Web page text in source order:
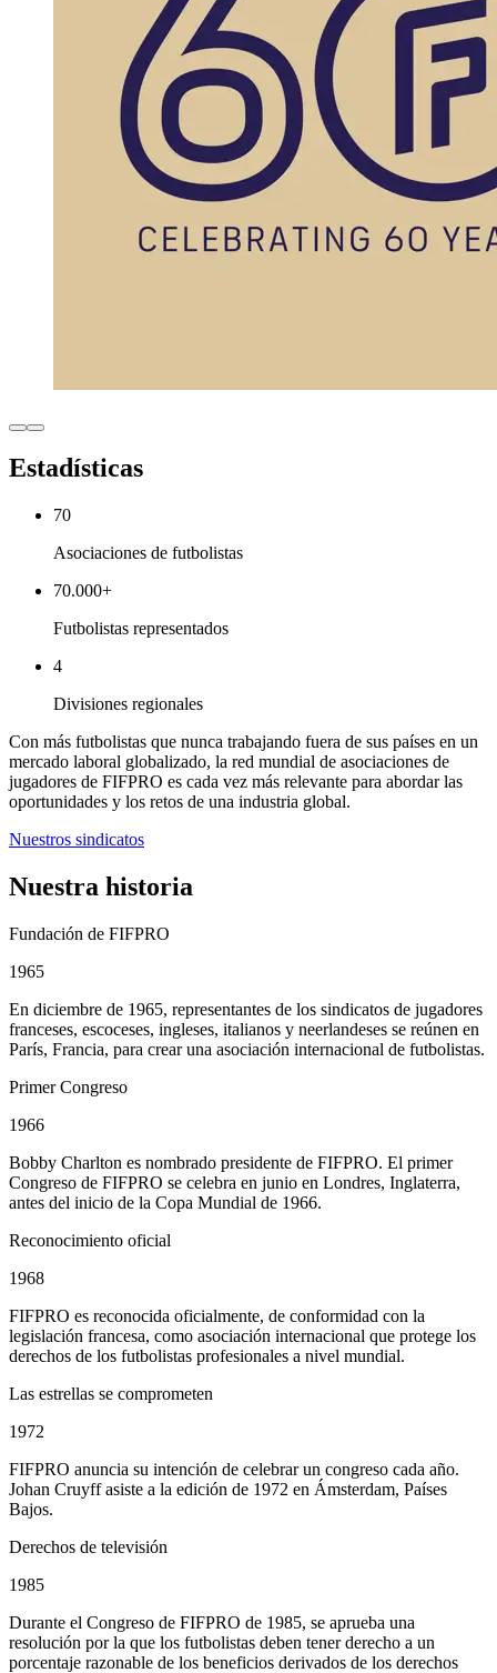
Estadísticas
70
Asociaciones de futbolistas
70.000+
Futbolistas representados
4
Divisiones regionales
Con más futbolistas que nunca trabajando fuera de sus países en un
mercado laboral globalizado, la red mundial de asociaciones de
jugadores de FIFPRO es cada vez más relevante para abordar las
oportunidades y los retos de una industria global.
Nuestros sindicatos
Nuestra historia
Fundación de FIFPRO
1965
En diciembre de 1965, representantes de los sindicatos de jugadores
franceses, escoceses, ingleses, italianos y neerlandeses se reúnen en
París, Francia, para crear una asociación internacional de futbolistas.
Primer Congreso
1966
Bobby Charlton es nombrado presidente de FIFPRO. El primer
Congreso de FIFPRO se celebra en junio en Londres, Inglaterra,
antes del inicio de la Copa Mundial de 1966.
Reconocimiento oficial
1968
FIFPRO es reconocida oficialmente, de conformidad con la
legislación francesa, como asociación internacional que protege los
derechos de los futbolistas profesionales a nivel mundial.
Las estrellas se comprometen
1972
FIFPRO anuncia su intención de celebrar un congreso cada año.
Johan Cruyff asiste a la edición de 1972 en Ámsterdam, Países
Bajos.
Derechos de televisión
1985
Durante el Congreso de FIFPRO de 1985, se aprueba una
resolución por la que los futbolistas deben tener derecho a un
porcentaje razonable de los beneficios derivados de los derechos